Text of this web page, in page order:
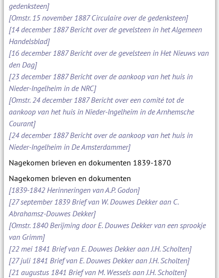
gedenksteen]
[Omstr. 15 november 1887 Circulaire over de gedenksteen]
[14 december 1887 Bericht over de gevelsteen in het Algemeen
Handelsblad]
[16 december 1887 Bericht over de gevelsteen in Het Nieuws van
den Dag]
[23 december 1887 Bericht over de aankoop van het huis in
Nieder-Ingelheim in de NRC]
[Omstr. 24 december 1887 Bericht over een comité tot de
aankoop van het huis in Nieder-Ingelheim in de Arnhemsche
Courant]
[24 december 1887 Bericht over de aankoop van het huis in
Nieder-Ingelheim in De Amsterdammer]
Nagekomen brieven en dokumenten 1839-1870
Nagekomen brieven en dokumenten
[1839-1842 Herinneringen van A.P. Godon]
[27 september 1839 Brief van W. Douwes Dekker aan C.
Abrahamsz-Douwes Dekker]
[Omstr. 1840 Berijming door E. Douwes Dekker van een sprookje
van Grimm]
[22 mei 1841 Brief van E. Douwes Dekker aan J.H. Scholten]
[27 juli 1841 Brief van E. Douwes Dekker aan J.H. Scholten]
[21 augustus 1841 Brief van M. Wessels aan J.H. Scholten]